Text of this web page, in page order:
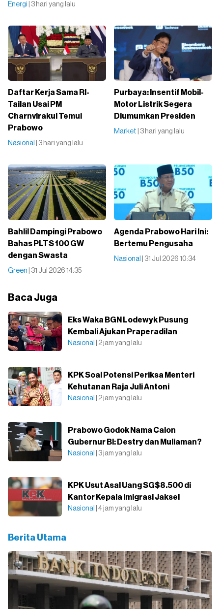
Energi | 3 hari yang lalu
Daftar Kerja Sama RI-
Tailan Usai PM
Charnvirakul Temui
Prabowo
Nasional | 3 hari yang lalu
Purbaya: Insentif Mobil-
Motor Listrik Segera
Diumumkan Presiden
Market | 3 hari yang lalu
Bahlil Dampingi Prabowo
Bahas PLTS 100 GW
dengan Swasta
Green | 31 Jul 2026 14:35
Agenda Prabowo Hari Ini:
Bertemu Pengusaha
Nasional | 31 Jul 2026 10:34
Baca Juga
Eks Waka BGN Lodewyk Pusung
Kembali Ajukan Praperadilan
Nasional | 2 jam yang lalu
KPK Soal Potensi Periksa Menteri
Kehutanan Raja Juli Antoni
Nasional | 2 jam yang lalu
Prabowo Godok Nama Calon
Gubernur BI: Destry dan Muliaman?
Nasional | 3 jam yang lalu
KPK Usut Asal Uang SG$8.500 di
Kantor Kepala Imigrasi Jaksel
Nasional | 4 jam yang lalu
Berita Utama